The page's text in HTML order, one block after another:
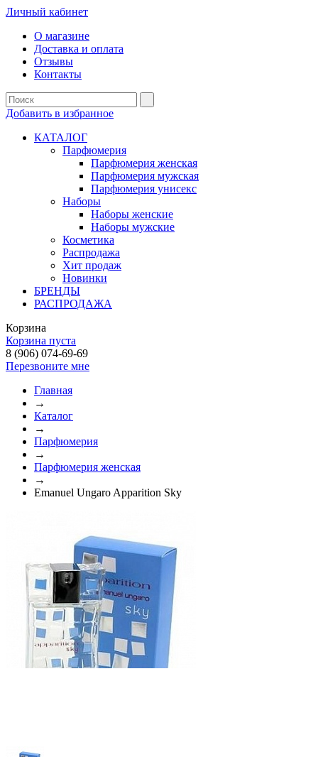
Личный кабинет
О магазине
Доставка и оплата
Отзывы
Контакты
Добавить в избранное
КАТАЛОГ
Парфюмерия
Парфюмерия женская
Парфюмерия мужская
Парфюмерия унисекс
Наборы
Наборы женские
Наборы мужские
Косметика
Распродажа
Хит продаж
Новинки
БРЕНДЫ
РАСПРОДАЖА
Корзина
Корзина пуста
8 (906) 074-69-69
Перезвоните мне
Главная
→
Каталог
→
Парфюмерия
→
Парфюмерия женская
→
Emanuel Ungaro Apparition Sky